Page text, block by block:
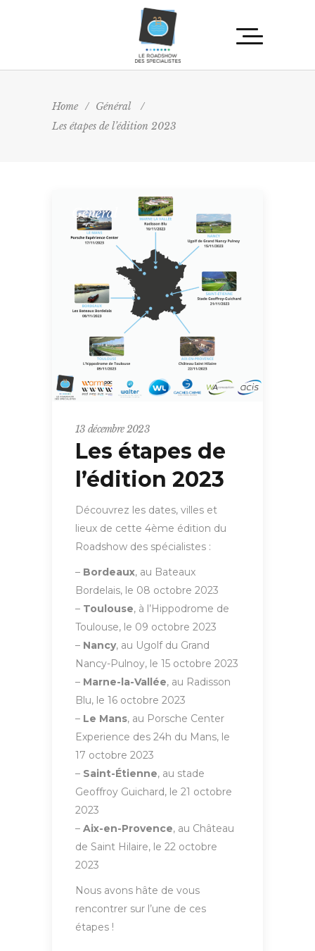
Home / Général
/
Les étapes de l’édition 2023
Général
13 décembre 2023
Les étapes de
l’édition 2023
Découvrez les dates, villes et
lieux de cette 4ème édition du
Roadshow des spécialistes :
– Bordeaux, au Bateaux
Bordelais, le 08 octobre 2023
– Toulouse, à l’Hippodrome de
Toulouse, le 09 octobre 2023
– Nancy, au Ugolf du Grand
Nancy-Pulnoy, le 15 octobre 2023
– Marne-la-Vallée, au Radisson
Blu, le 16 octobre 2023
– Le Mans, au Porsche Center
Experience des 24h du Mans, le
17 octobre 2023
– Saint-Étienne, au stade
Geoffroy Guichard, le 21 octobre
2023
– Aix-en-Provence, au Château
de Saint Hilaire, le 22 octobre
2023
Nous avons hâte de vous
rencontrer sur l’une de ces
étapes !